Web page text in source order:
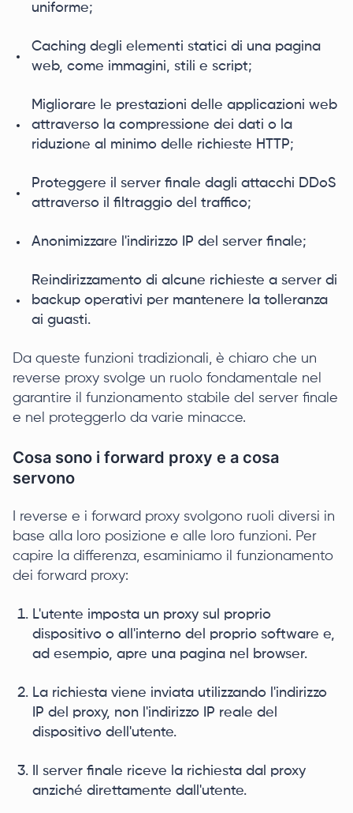
uniforme;
Caching degli elementi statici di una pagina
web, come immagini, stili e script;
Migliorare le prestazioni delle applicazioni web
attraverso la compressione dei dati o la
riduzione al minimo delle richieste HTTP;
Proteggere il server finale dagli attacchi DDoS
attraverso il filtraggio del traffico;
Anonimizzare l'indirizzo IP del server finale;
Reindirizzamento di alcune richieste a server di
backup operativi per mantenere la tolleranza
ai guasti.
Da queste funzioni tradizionali, è chiaro che un
reverse proxy svolge un ruolo fondamentale nel
garantire il funzionamento stabile del server finale
e nel proteggerlo da varie minacce.
Cosa sono i forward proxy e a cosa
servono
I reverse e i forward proxy svolgono ruoli diversi in
base alla loro posizione e alle loro funzioni. Per
capire la differenza, esaminiamo il funzionamento
dei forward proxy:
L'utente imposta un proxy sul proprio
dispositivo o all'interno del proprio software e,
ad esempio, apre una pagina nel browser.
La richiesta viene inviata utilizzando l'indirizzo
IP del proxy, non l'indirizzo IP reale del
dispositivo dell'utente.
Il server finale riceve la richiesta dal proxy
anziché direttamente dall'utente.